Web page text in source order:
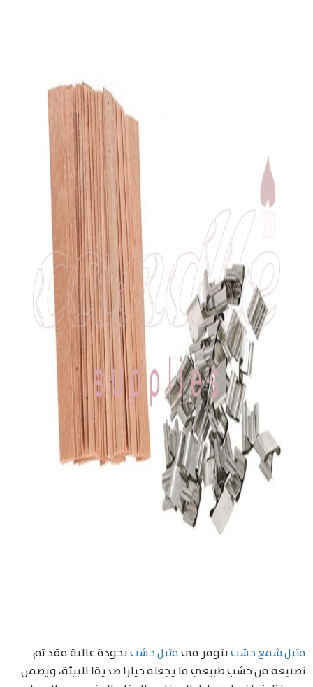
فتيل شمع خشبيتوفر فيفتيل خشببجودة عالية فقد تم
تصنيعه من خشب طبيعي ما يجعله خيارا صديقا للبيئة، ويضمن